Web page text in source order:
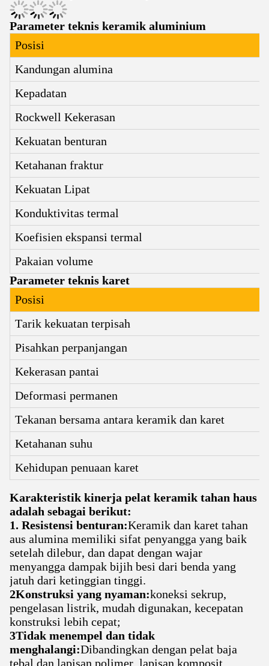
Parameter teknis keramik aluminium
Posisi
Kandungan alumina
Kepadatan
Rockwell Kekerasan
Kekuatan benturan
Ketahanan fraktur
Kekuatan Lipat
Konduktivitas termal
Koefisien ekspansi termal
Pakaian volume
Parameter teknis karet
Posisi
Tarik kekuatan terpisah
Pisahkan perpanjangan
Kekerasan pantai
Deformasi permanen
Tekanan bersama antara keramik dan karet
Ketahanan suhu
Kehidupan penuaan karet
Karakteristik kinerja pelat keramik tahan haus
adalah sebagai berikut:
1. Resistensi benturan:Keramik dan karet tahan
aus alumina memiliki sifat penyangga yang baik
setelah dilebur, dan dapat dengan wajar
menyangga dampak bijih besi dari benda yang
jatuh dari ketinggian tinggi.
2Konstruksi yang nyaman:koneksi sekrup,
pengelasan listrik, mudah digunakan, kecepatan
konstruksi lebih cepat;
3Tidak menempel dan tidak
menghalangi:Dibandingkan dengan pelat baja
tebal dan lapisan polimer, lapisan komposit